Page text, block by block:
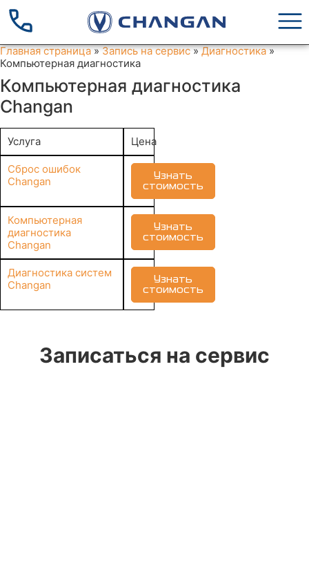
Главная страница»Запись на сервис»Диагностика»
Компьютерная диагностика
Компьютерная диагностика
Changan
Услуга Цена
Сброс ошибок
Changan
Узнать
стоимость
Компьютерная
диагностика
Changan
Узнать
стоимость
Диагностика систем
Changan
Узнать
стоимость
Записаться на сервис